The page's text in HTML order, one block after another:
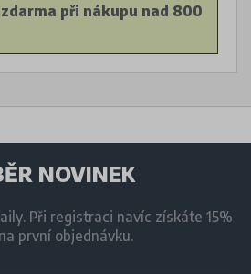
při nákupu nad 800
NOVINEK
Při registraci navíc získáte 15%
první objednávku.